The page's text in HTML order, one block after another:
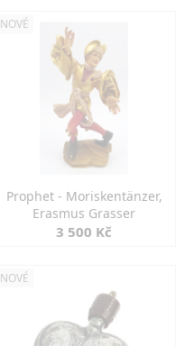
NOVÉ
Prophet - Moriskentänzer,
Erasmus Grasser
3 500 Kč
NOVÉ